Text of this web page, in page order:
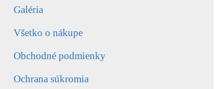
Galéria
Všetko o nákupe
Obchodné podmienky
Ochrana súkromia